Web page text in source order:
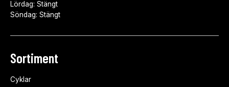
Lördag: Stängt
Söndag: Stängt
Sortiment
Cyklar